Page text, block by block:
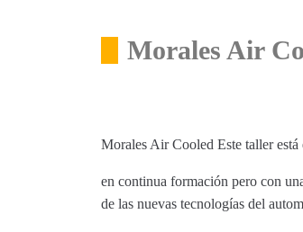
Morales Air
Morales Air Cooled Este taller
en continua formación pero con
de las nuevas tecnologías del